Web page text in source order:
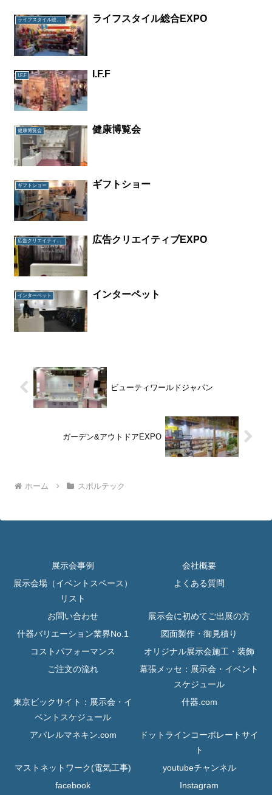
ライフスタイル総合EXPO ライフスタイル総合EXPO
I.F.F I.F.F
健康博覧会 健康博覧会
ギフトショー ギフトショー
広告クリエイティブEXPO
インターペット インターペット
ビューティワールドジャパン
ガーデン&アウトドアEXPO
ホーム スポルテック
展示会事例
会社概要
展示会場（イベントスペース）
リスト
よくある質問
お問い合わせ
展示会に初めてご出展の方
什器バリエーション業界No.1
図面製作・御見積り
コストパフォーマンス
オリジナル展示会施工・装飾
ご注文の流れ
幕張メッセ：展示会・イベント
スケジュール
東京ビックサイト：展示会・イ
ベントスケジュール
什器.com
アパレルマネキン.com
ドットラインコーポレートサイ
ト
マストネットワーク(電気工事)
youtubeチャンネル
facebook
Instagram